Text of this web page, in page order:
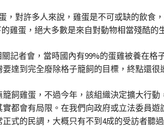
，對許多人來說，雞蛋是不可或缺的飲食
雞蛋，絕大多數是來自對動物相當殘酷的
記者會，當時國內有99%的蛋雞被養在格
達到完全廢除格子籠飼的目標，終點還很
飼雞蛋，不過今年，該組織決定擴大行動
都會有局限。在我們向政府或立法委員遊
式的民調，大概只有不到4成的受訪者聽